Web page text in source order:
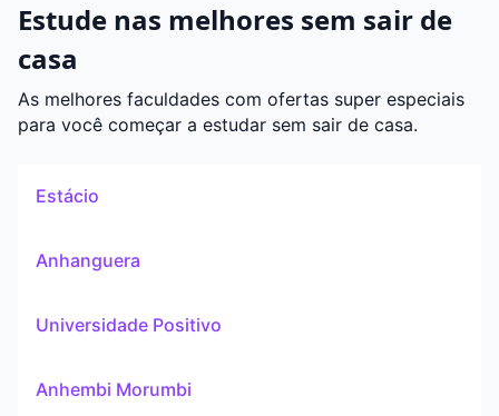
Estude nas melhores sem sair de
casa
As melhores faculdades com ofertas super especiais
para você começar a estudar sem sair de casa.
Estácio
Anhanguera
Universidade Positivo
Anhembi Morumbi